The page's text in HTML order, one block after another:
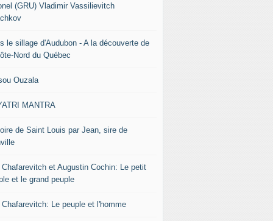
(GRU) Vladimir Vassilievitch
le sillage d'Audubon - A la découverte de
Nord du Québec
Ouzala
MANTRA
de Saint Louis par Jean, sire de
Chafarevitch et Augustin Cochin: Le petit
et le grand peuple
Chafarevitch: Le peuple et l'homme